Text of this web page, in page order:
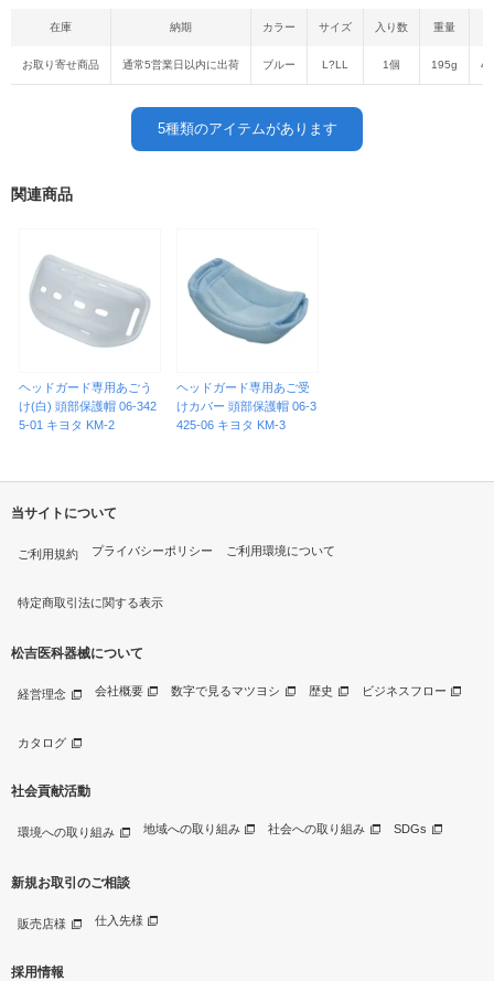
在庫 納期 カラー サイズ 入り数 重量
お取り寄せ商品 通常5営業日以内に出荷 ブルー L?LL 1個 195g
5種類のアイテムがあります
関連商品
ヘッドガード専用あごう
け(白) 頭部保護帽 06-342
5-01 キヨタ KM-2
ヘッドガード専用あご受
けカバー 頭部保護帽 06-3
425-06 キヨタ KM-3
当サイトについて
ご利用規約 プライバシーポリシー ご利用環境について
特定商取引法に関する表示
松吉医科器械について
経営理念 会社概要 数字で見るマツヨシ 歴史 ビジネスフロー
カタログ
社会貢献活動
環境への取り組み 地域への取り組み 社会への取り組み SDGs
新規お取引のご相談
販売店様 仕入先様
採用情報